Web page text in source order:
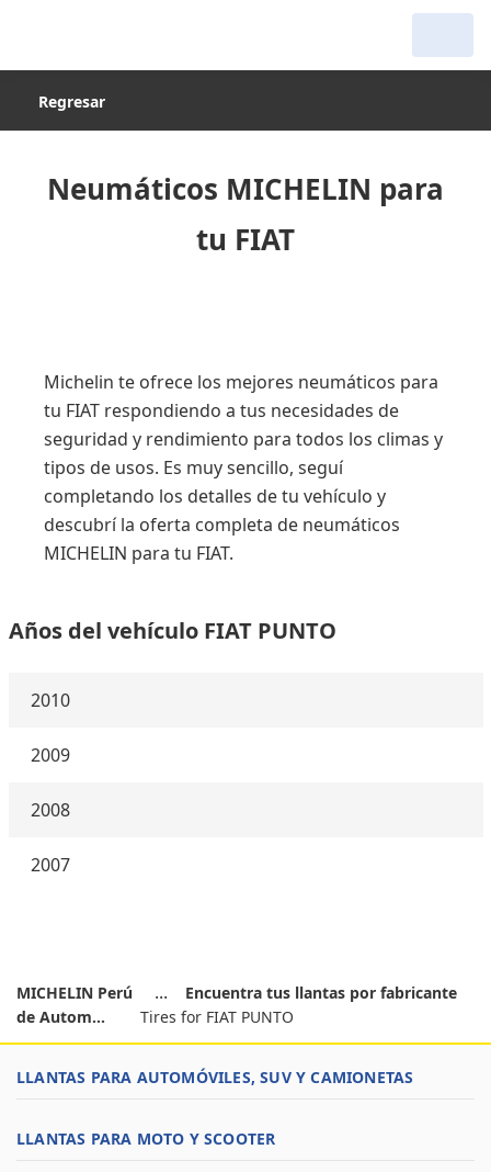
Regresar
Neumáticos MICHELIN para
tu FIAT
Michelin te ofrece los mejores neumáticos para
tu FIAT respondiendo a tus necesidades de
seguridad y rendimiento para todos los climas y
tipos de usos. Es muy sencillo, seguí
completando los detalles de tu vehículo y
descubrí la oferta completa de neumáticos
MICHELIN para tu FIAT.
Años del vehículo FIAT PUNTO
2010
2009
2008
2007
MICHELIN Perú
Encuentra tus llantas por fabricante
de Autom...
Tires for FIAT PUNTO
LLANTAS PARA AUTOMÓVILES, SUV Y CAMIONETAS
LLANTAS PARA MOTO Y SCOOTER